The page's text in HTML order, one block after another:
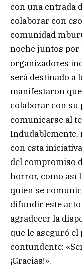
con una entrada
colaborar con
comunidad
noche juntos por
organizadores
será destinado a
manifestaron
colaborar con su
comunicarse al
Indudablemente,
con esta
del compromiso
horror, como así
quien se
difundir este
agradecer la
que le aseguró
contundente:
¡Gracias!».